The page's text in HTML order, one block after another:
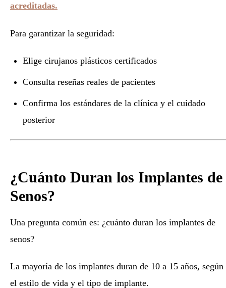
acreditadas.
Para garantizar la seguridad:
Elige cirujanos plásticos certificados
Consulta reseñas reales de pacientes
Confirma los estándares de la clínica y el cuidado
posterior
¿Cuánto Duran los Implantes de
Senos?
Una pregunta común es: ¿cuánto duran los implantes de
senos?
La mayoría de los implantes duran de 10 a 15 años, según
el estilo de vida y el tipo de implante.